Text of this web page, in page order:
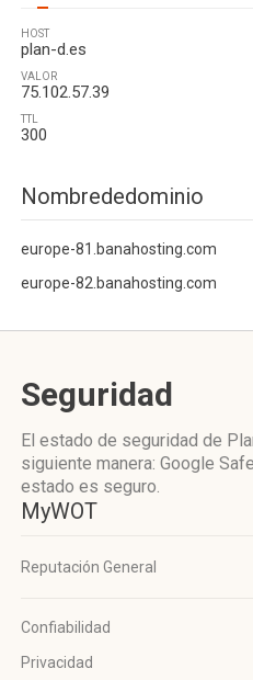
HOST
plan-d.es
VALOR
75.102.57.39
TTL
300
Nombrededominio
europe-81.banahosting.com
europe-82.banahosting.com
Seguridad
El estado de seguridad de
siguiente manera: Google
estado es seguro.
MyWOT
Reputación General
Confiabilidad
Privacidad